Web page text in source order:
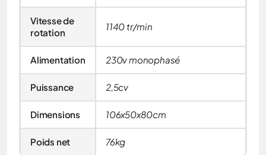
Vitesse de
rotation
1140 tr/min
Alimentation 230v monophasé
Puissance 2,5cv
Dimensions 106x50x80cm
Poids net 76kg